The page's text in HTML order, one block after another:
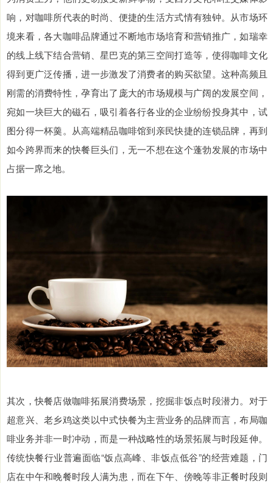
响，对咖啡所代表的时尚、便捷的生活方式情有独钟。从市场环
境来看，各大咖啡品牌通过不断地市场培育和营销推广，如瑞幸
的线上线下结合营销、星巴克的第三空间打造等，使得咖啡文化
得到更广泛传播，进一步激发了消费者的购买欲望。这种高频且
刚需的消费特性，孕育出了庞大的市场规模与广阔的发展空间，
宛如一块巨大的磁石，吸引着各行各业的企业纷纷投身其中，试
图分得一杯羹。从高端精品咖啡馆到亲民快捷的连锁品牌，再到
如今跨界而来的快餐巨头们，无一不想在这个蓬勃发展的市场中
占据一席之地。
其次，快餐店做咖啡拓展消费场景，挖掘非饭点时段潜力。对于
超意兴、老乡鸡这类以中式快餐为主营业务的品牌而言，布局咖
啡业务并非一时冲动，而是一种战略性的场景拓展与时段延伸。
传统快餐行业普遍面临“饭点高峰、非饭点低谷”的经营难题，门
店在中午和晚餐时段人满为患，而在下午、傍晚等非正餐时段则